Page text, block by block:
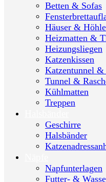
Betten & Sofas
Häuser &
Heizmatten &
Heizungsliegen
Katzenkissen
Katzentunnel &
Tunnel &
Kühlmatten
Treppen
Geschirre
Halsbänder
Napfunterlagen
Futter- &